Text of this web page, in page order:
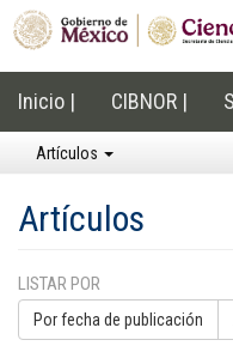
Inicio | CIBNOR |
Artículos
Artículos
LISTAR POR
Por fecha de publicación